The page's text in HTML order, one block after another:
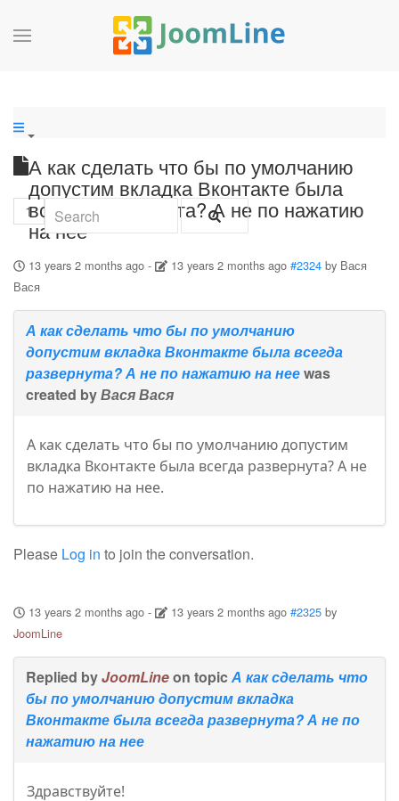
А как сделать что бы по умолчанию
допустим вкладка Вконтакте была
всегда развернута? А не по нажатию
на нее
1
13 years 2 months ago- 13 years 2 months ago #2324 by Вася
Вася
А как сделать что бы по умолчанию
допустим вкладка Вконтакте была всегда
развернута? А не по нажатию на нееwas
created byВася Вася
А как сделать что бы по умолчанию допустим
вкладка Вконтакте была всегда развернута? А не
по нажатию на нее.
Please Log in to join the conversation.
13 years 2 months ago- 13 years 2 months ago #2325 by
JoomLine
Replied byJoomLineon topic А как сделать что
бы по умолчанию допустим вкладка
Вконтакте была всегда развернута? А не по
нажатию на нее
Здравствуйте!